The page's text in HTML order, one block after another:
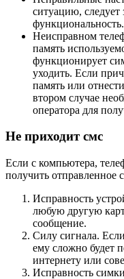
ситуацию,
функциональность.
Неисправном
память
функционирует
уходить. Если
память или
втором случае
оператора для
Не приходит смс
Если с компьютера,
получить отправленное
Исправность
любую другую
сообщение.
Силу сигнала.
ему сложно будет
интернету или
Исправность